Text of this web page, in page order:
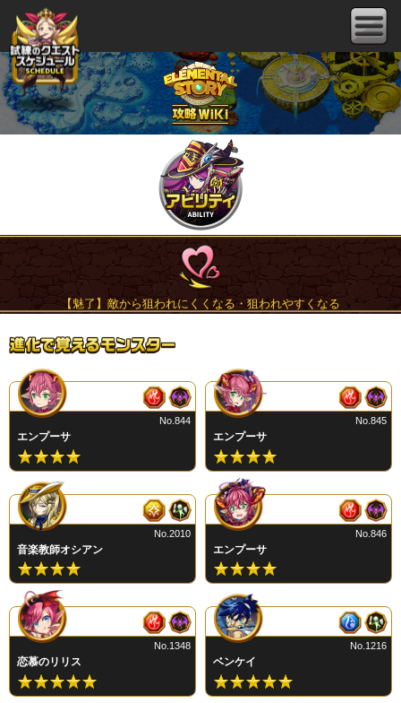
【魅了】敵から狙われにくくなる・狙われやすくなる
エンプーサ
No.844
エンプーサ
No.845
音楽教師オシアン
No.2010
エンプーサ
No.846
恋慕のリリス
No.1348
ベンケイ
No.1216